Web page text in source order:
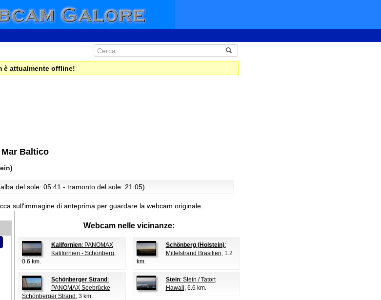
è attualmente offline!
Baltico
del sole: 05:41 - tramonto del sole: 21:05)
sull'immagine di anteprima per guardare la webcam originale.
Webcam nelle vicinanze:
Kalifornien: PANOMAX
Kalifornien - Schönberg,
0.6 km.
Schönberg (Holstein):
Mittelstrand Brasilien, 1.2
km.
Schönberger Strand :
PANOMAX Seebrücke
Schönberger Strand , 3 km.
Stein: Stein / Tatort
Hawaii, 6.6 km.